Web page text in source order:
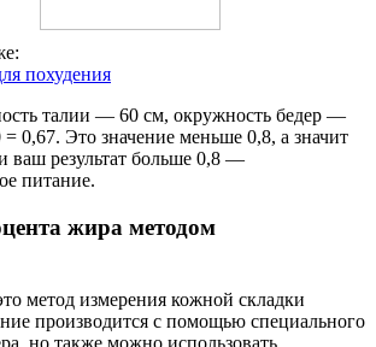
похудения
талии — 60 см, окружность бедер —
0,67. Это значение меньше 0,8, а значит
ваш результат больше 0,8 —
питание.
жира методом
метод измерения кожной складки
производится с помощью специального